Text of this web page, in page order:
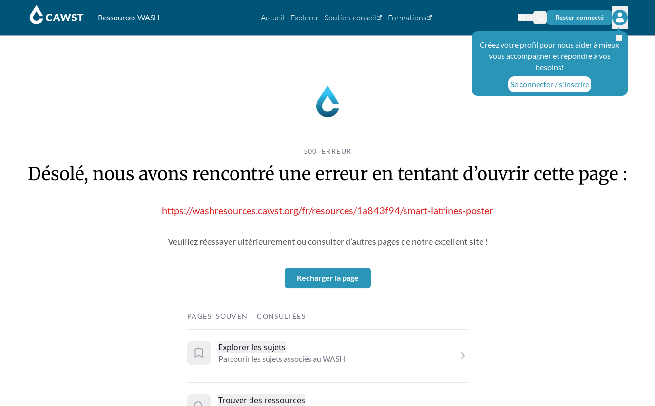
Ressources WASH Accueil Explorer Soutien-conseil Formations Changer de langue
Icône de recherche
Rester connecté
Ouvrir le
Créez votre profil pour nous aider à mieux
vous accompagner et répondre à vos
besoins!
Se connecter / s'inscrire
500 ERREUR
Désolé, nous avons rencontré une erreur en tentant d’ouvrir cette page :
https://washresources.cawst.org/fr/resources/1a843f94/smart-latrines-poster
Veuillez réessayer ultérieurement ou consulter d’autres pages de notre excellent site !
Recharger la page
PAGES SOUVENT CONSULTÉES
Explorer les sujets
Parcourir les sujets associés au WASH
Trouver des ressources